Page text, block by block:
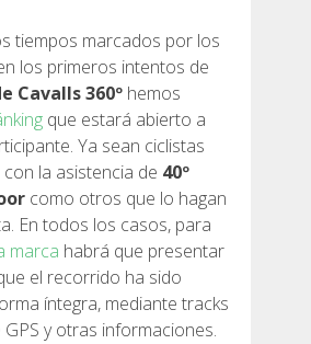
tiempos marcados por los
los primeros intentos de
Cavalls 360º hemos
que estará abierto a
Ya sean ciclistas
la asistencia de 40º
como otros que lo hagan
En todos los casos, para
marca habrá que presentar
el recorrido ha sido
íntegra, mediante tracks
y otras informaciones.